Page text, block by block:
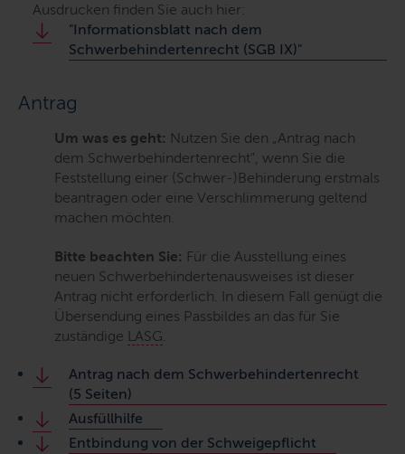
Ausdrucken finden Sie auch hier:
"Informationsblatt nach dem
Schwerbehindertenrecht (SGB IX)"
Antrag
Um was es geht: Nutzen Sie den „Antrag nach
dem Schwerbehindertenrecht", wenn Sie die
Feststellung einer (Schwer-)Behinderung erstmals
beantragen oder eine Verschlimmerung geltend
machen möchten.
Bitte beachten Sie: Für die Ausstellung eines
neuen Schwerbehindertenausweises ist dieser
Antrag nicht erforderlich. In diesem Fall genügt die
Übersendung eines Passbildes an das für Sie
zuständige LASG
Antrag nach dem Schwerbehindertenrecht
(5 Seiten)
Ausfüllhilfe
Entbindung von der Schweigepflicht